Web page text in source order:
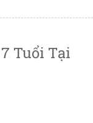
Tuổi Tại